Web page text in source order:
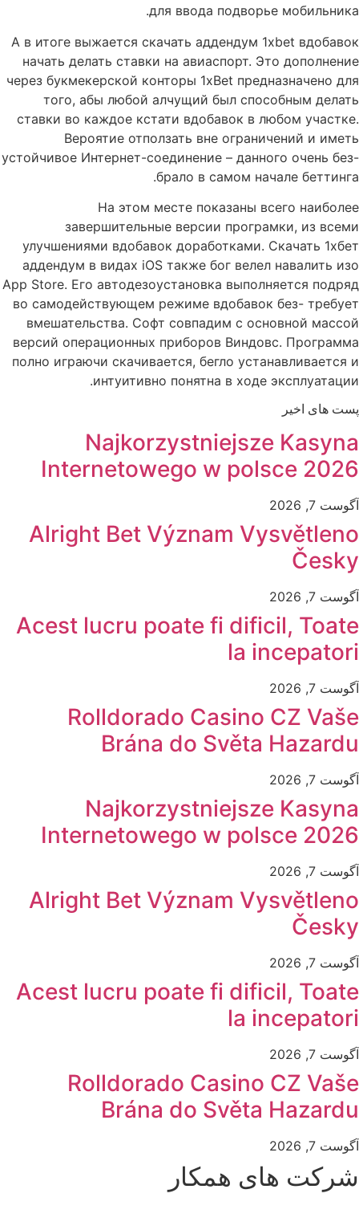
для ввода подворье мобильника.
А в итоге выжается скачать аддендум 1xbet вдобавок
начать делать ставки на авиаспорт. Это дополнение
через букмекерской конторы 1xBet предназначено для
того, абы любой алчущий был способным делать
ставки во каждое кстати вдобавок в любом участке.
Вероятие отползать вне ограничений и иметь
устойчивое Интернет-соединение – данного очень без-
брало в самом начале беттинга.
На этом месте показаны всего наиболее
завершительные версии програмки, из всеми
улучшениями вдобавок доработками. Скачать 1хбет
аддендум в видах iOS также бог велел навалить изо
App Store. Его автодезоустановка выполняется подряд
во самодействующем режиме вдобавок без- требует
вмешательства. Софт совпадим с основной массой
версий операционных приборов Виндовс. Программа
полно играючи скачивается, бегло устанавливается и
интуитивно понятна в ходе эксплуатации.
پست های اخیر
Najkorzystniejsze Kasyna
Internetowego w polsce 2026
آگوست 7, 2026
Alright Bet Význam Vysvětleno
Česky
آگوست 7, 2026
Acest lucru poate fi dificil, Toate
la incepatori
آگوست 7, 2026
Rolldorado Casino CZ Vaše
Brána do Světa Hazardu
آگوست 7, 2026
Najkorzystniejsze Kasyna
Internetowego w polsce 2026
آگوست 7, 2026
Alright Bet Význam Vysvětleno
Česky
آگوست 7, 2026
Acest lucru poate fi dificil, Toate
la incepatori
آگوست 7, 2026
Rolldorado Casino CZ Vaše
Brána do Světa Hazardu
آگوست 7, 2026
شرکت های همکار